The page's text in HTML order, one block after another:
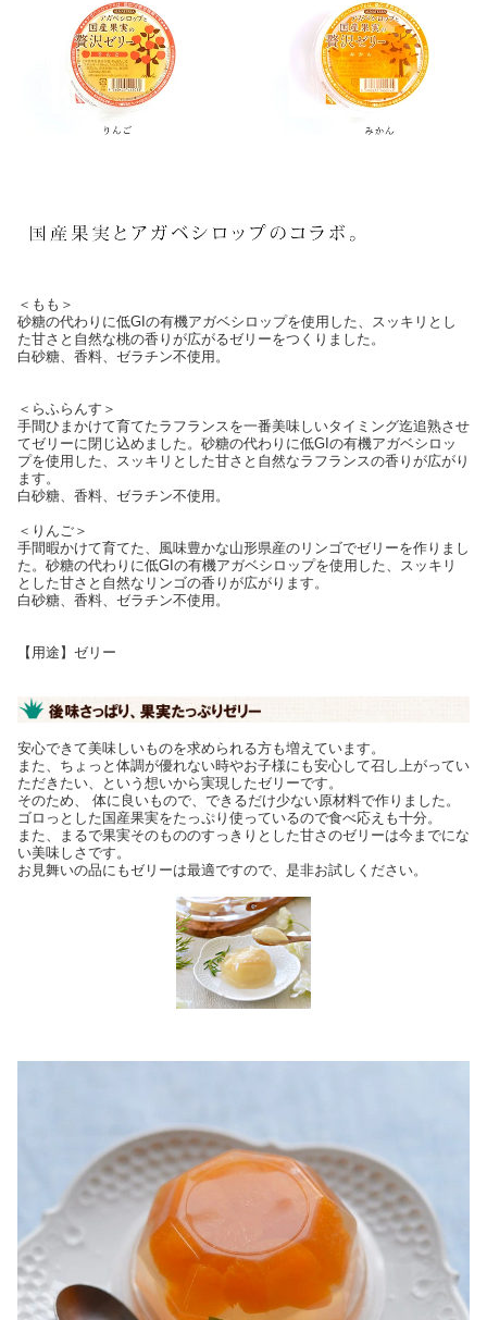
＜もも＞
砂糖の代わりに低GIの有機アガベシロップを使用した、スッキリとし
た甘さと自然な桃の香りが広がるゼリーをつくりました。
白砂糖、香料、ゼラチン不使用。
＜らふらんす＞
手間ひまかけて育てたラフランスを一番美味しいタイミング迄追熟させ
てゼリーに閉じ込めました。砂糖の代わりに低GIの有機アガベシロッ
プを使用した、スッキリとした甘さと自然なラフランスの香りが広がり
ます。
白砂糖、香料、ゼラチン不使用。
＜りんご＞
手間暇かけて育てた、風味豊かな山形県産のリンゴでゼリーを作りまし
た。砂糖の代わりに低GIの有機アガベシロップを使用した、スッキリ
とした甘さと自然なリンゴの香りが広がります。
白砂糖、香料、ゼラチン不使用。
【用途】ゼリー
安心できて美味しいものを求められる方も増えています。
また、ちょっと体調が優れない時やお子様にも安心して召し上がってい
ただきたい、という想いから実現したゼリーです。
そのため、 体に良いもので、できるだけ少ない原材料で作りました。
ゴロっとした国産果実をたっぷり使っているので食べ応えも十分。
また、まるで果実そのもののすっきりとした甘さのゼリーは今までにな
い美味しさです。
お見舞いの品にもゼリーは最適ですので、是非お試しください。